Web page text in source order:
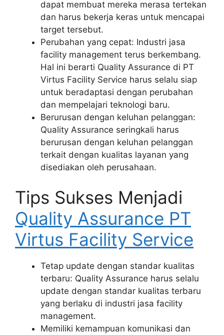
dapat membuat mereka merasa tertekan
dan harus bekerja keras untuk mencapai
target tersebut.
Perubahan yang cepat: Industri jasa
facility management terus berkembang.
Hal ini berarti Quality Assurance di PT
Virtus Facility Service harus selalu siap
untuk beradaptasi dengan perubahan
dan mempelajari teknologi baru.
Berurusan dengan keluhan pelanggan:
Quality Assurance seringkali harus
berurusan dengan keluhan pelanggan
terkait dengan kualitas layanan yang
disediakan oleh perusahaan.
Tips Sukses Menjadi
Quality Assurance PT
Virtus Facility Service
Tetap update dengan standar kualitas
terbaru: Quality Assurance harus selalu
update dengan standar kualitas terbaru
yang berlaku di industri jasa facility
management.
Memiliki kemampuan komunikasi dan